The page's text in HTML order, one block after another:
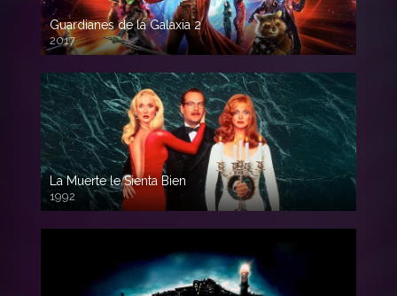
Guardianes de la Galaxia 2
2017
720p HD
La Muerte le Sienta Bien
1992
720p HD